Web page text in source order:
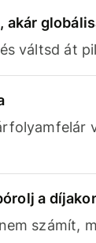
akár
váltsd át
a
számít,